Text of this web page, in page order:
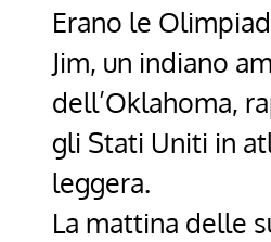
Erano le
Jim, un indiano
dell’Oklahoma,
gli Stati Uniti in
leggera.
La mattina delle